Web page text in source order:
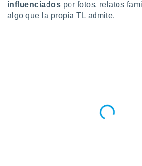
influenciados por fotos, relatos
algo que la propia TL admite.